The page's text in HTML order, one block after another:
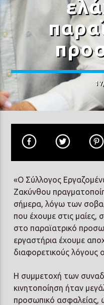
Prisma
«Ο Σύλλογος
Ζακύνθου
σήμερα, λόγω των
που έχουμε στις μαίες,
στο παραϊατρικό
εργαστήρια έχουμε
διαφορετικούς λόγους
Η συμμετοχή των
κινητοποίηση ήταν
προσωπικό ασφαλείας,